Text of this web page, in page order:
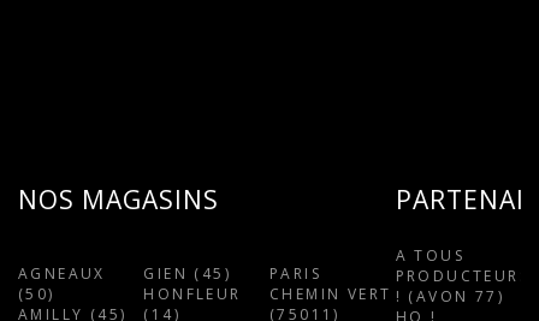
NOS MAGASINS
AGNEAUX
(50)
AMILLY (45)
GIEN (45)
HONFLEUR
(14)
PARIS
CHEMIN VERT
(75011)
A TOUS
PRODUCTEURS
! (AVON 77)
HO !